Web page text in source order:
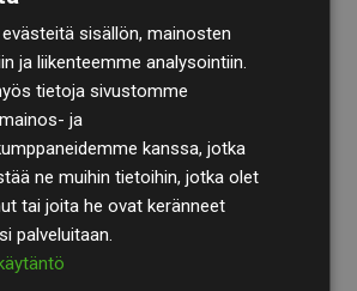
BDOkäy säännöllisesti läpi
varmistaakseen
luotettavuuden.
osoittavat, että investoinnit
kompensoivat keskimäärin
sisällön, mainosten
ja liikenteemme analysointiin.
tietoja sivustomme
ja
kanssa, jotka
ne muihin tietoihin, jotka olet
tai joita he ovat keränneet
palveluitaan.